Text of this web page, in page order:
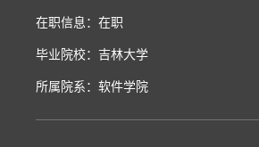
在职信息：在职
毕业院校：吉林大学
所属院系：软件学院